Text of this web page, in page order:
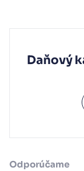
Daňový
Odporúčame